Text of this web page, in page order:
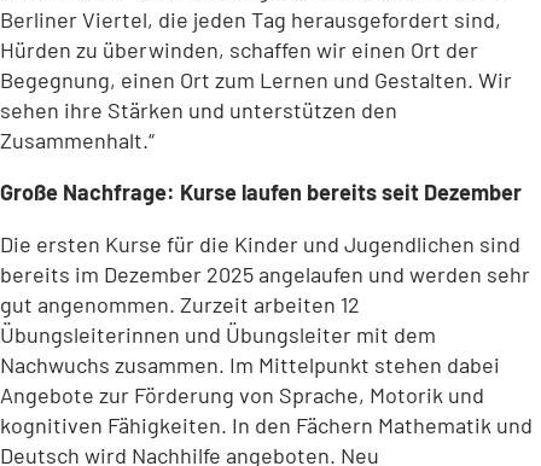
Berliner Viertel, die jeden Tag herausgefordert sind,
Hürden zu überwinden, schaffen wir einen Ort der
Begegnung, einen Ort zum Lernen und Gestalten. Wir
sehen ihre Stärken und unterstützen den
Zusammenhalt.“
Große Nachfrage: Kurse laufen bereits seit Dezember
Die ersten Kurse für die Kinder und Jugendlichen sind
bereits im Dezember 2025 angelaufen und werden sehr
gut angenommen. Zurzeit arbeiten 12
Übungsleiterinnen und Übungsleiter mit dem
Nachwuchs zusammen. Im Mittelpunkt stehen dabei
Angebote zur Förderung von Sprache, Motorik und
kognitiven Fähigkeiten. In den Fächern Mathematik und
Deutsch wird Nachhilfe angeboten. Neu